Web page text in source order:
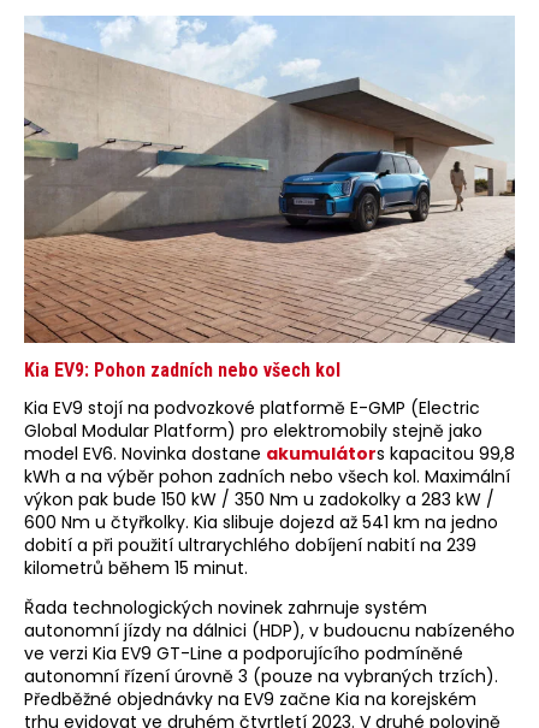
Kia EV9: Pohon zadních nebo všech kol
Kia EV9 stojí na podvozkové platformě E-GMP (Electric
Global Modular Platform) pro elektromobily stejně jako
model EV6. Novinka dostane akumulátors kapacitou 99,8
kWh a na výběr pohon zadních nebo všech kol. Maximální
výkon pak bude 150 kW / 350 Nm u zadokolky a 283 kW /
600 Nm u čtyřkolky. Kia slibuje dojezd až 541 km na jedno
dobití a při použití ultrarychlého dobíjení nabití na 239
kilometrů během 15 minut.
Řada technologických novinek zahrnuje systém
autonomní jízdy na dálnici (HDP), v budoucnu nabízeného
ve verzi Kia EV9 GT-Line a podporujícího podmíněné
autonomní řízení úrovně 3 (pouze na vybraných trzích).
Předběžné objednávky na EV9 začne Kia na korejském
trhu evidovat ve druhém čtvrtletí 2023. V druhé polovině